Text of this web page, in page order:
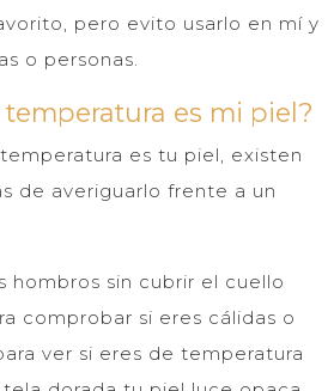
pero evito usarlo en mí y
o personas.
temperatura es mi piel?
es tu piel, existen
de averiguarlo frente a un
hombros sin cubrir el cuello
comprobar si eres cálidas o
ver si eres de temperatura